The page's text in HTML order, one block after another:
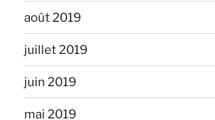
août 2019
juillet 2019
juin 2019
mai 2019